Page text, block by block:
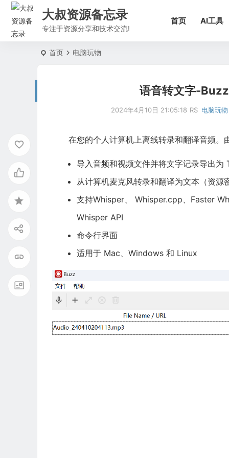
大叔资源备忘录
专注于资源分享和技术交流!
首页 AI工具
首页 电脑玩物
语音转文字-
2024年4月10日 21:05:18 RS 电脑玩物
在您的个人计算机上离线转录和翻译音频
导入音频和视频文件并将文字记录导出为
从计算机麦克风转录和翻译为文本（资源
支持Whisper、 Whisper.cpp、Faster
Whisper API
命令行界面
适用于 Mac、Windows 和 Linux